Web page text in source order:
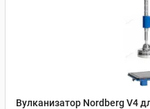
Вулканизатор Nordberg V4